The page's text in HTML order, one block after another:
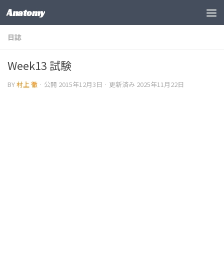
コンテンツの下
Anatomy
日誌
Week13 試験
BY村上 徹 · 公開 2015年12月3日 · 更新済み 2025年11月22日